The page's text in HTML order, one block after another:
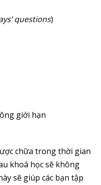
questions)
giới hạn
chữa trong thời gian
khoá học sẽ không
sẽ giúp các bạn tập